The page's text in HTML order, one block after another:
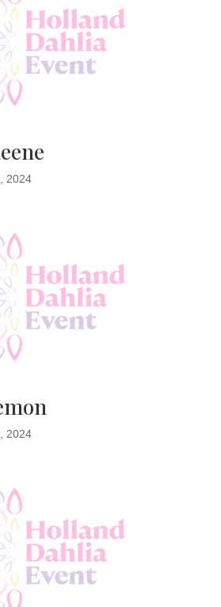
2024
2024